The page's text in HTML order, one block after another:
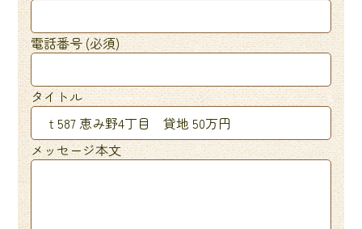
電話番号 (必須)
タイトル
メッセージ本文